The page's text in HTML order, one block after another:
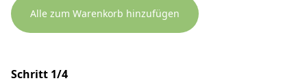
Alle zum Warenkorb hinzufügen
Schritt 1/4